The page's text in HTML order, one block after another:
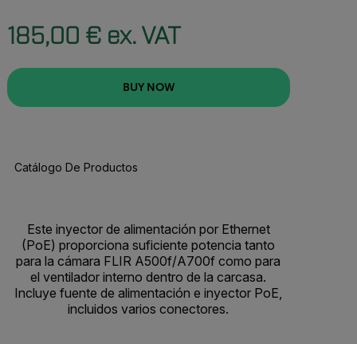
185,00 € ex. VAT
BUY NOW
Catálogo De Productos
Este inyector de alimentación por Ethernet
(PoE) proporciona suficiente potencia tanto
para la cámara FLIR A500f/A700f como para
el ventilador interno dentro de la carcasa.
Incluye fuente de alimentación e inyector PoE,
incluidos varios conectores.